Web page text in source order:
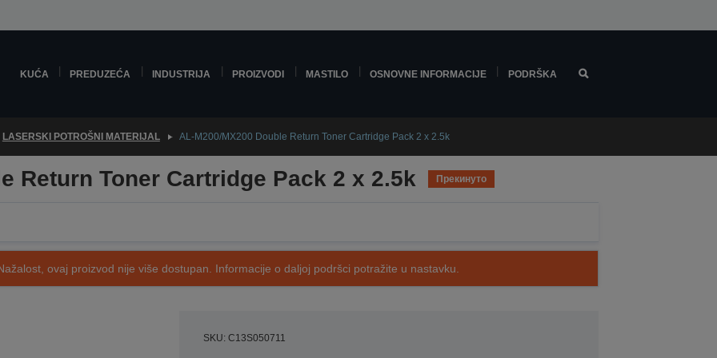
KUĆA PREDUZEĆA INDUSTRIJA PROIZVODI MASTILO OSNOVNE INFORMACIJE PODRŠKA
LASERSKI POTROŠNI MATERIJAL AL-M200/MX200 Double Return Toner Cartridge Pack 2 x 2.5k
Return Toner Cartridge Pack 2 x 2.5k Прекинуто
ovaj proizvod nije više dostupan. Informacije o daljoj podršci potražite u nastavku.
SKU: C13S050711